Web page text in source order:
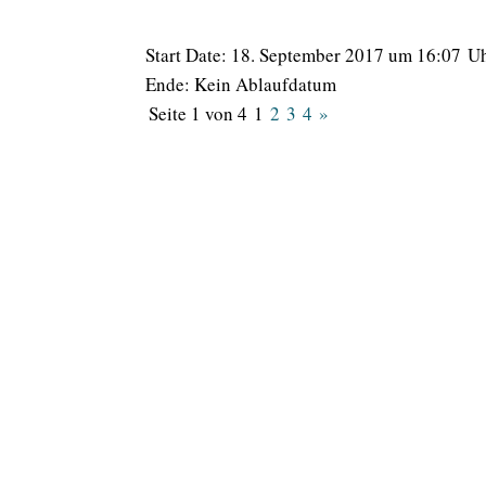
Start Date: 18. September 2017 um 16:07
Ende: Kein Ablaufdatum
Seite 1 von 4 1 2 3 4 »